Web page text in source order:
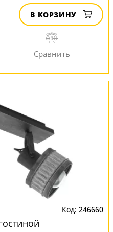
В КОРЗИНУ
246660